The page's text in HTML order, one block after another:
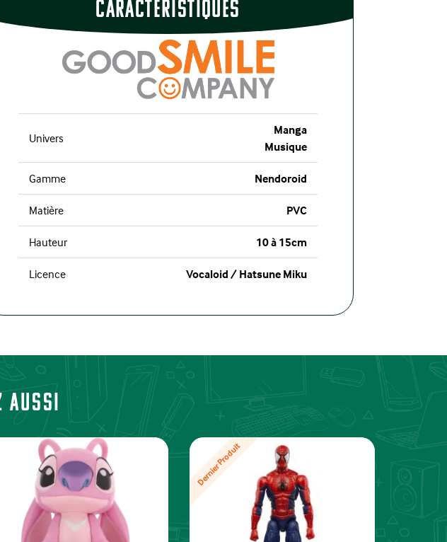
CaractÉristiques
Univers
Manga
Musique
Gamme Nendoroid
Matière PVC
Hauteur 10 à 15cm
Licence Vocaloid / Hatsune Miku
aussi
Dernier Produit